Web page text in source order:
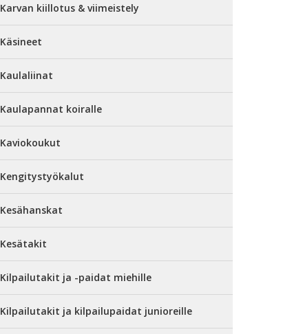
Karvan kiillotus & viimeistely
Käsineet
Kaulaliinat
Kaulapannat koiralle
Kaviokoukut
Kengitystyökalut
Kesähanskat
Kesätakit
Kilpailutakit ja -paidat miehille
Kilpailutakit ja kilpailupaidat junioreille